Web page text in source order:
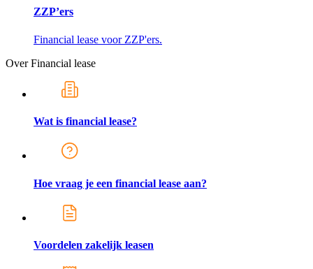
ZZP’ers
Financial lease voor ZZP'ers.
Over Financial lease
Wat is financial lease?
Hoe vraag je een financial lease aan?
Voordelen zakelijk leasen